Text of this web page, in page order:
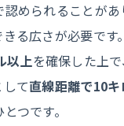
められることがあ
る広さが必要で
以上を確保した上
て直線距離で10
つです。